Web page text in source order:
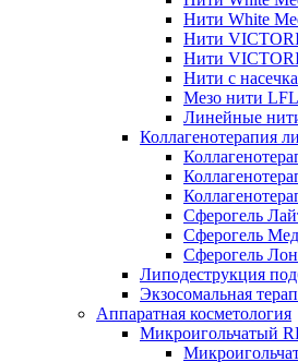
Нити White
Нити
Нити
Нити с
Мезо нити
Линейные
Коллагенотерапия
Сферогель
Сферогель
Сферогель
Липодеструкция
Экзосомальная
Аппаратная косметология
Микроигольчатый